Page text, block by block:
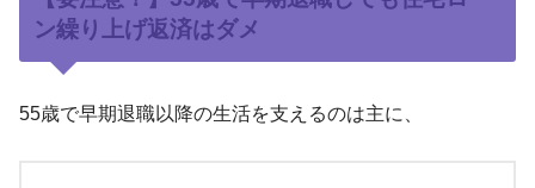
ン繰り上げ返済はダメ
55歳で早期退職以降の生活を支えるのは主に、